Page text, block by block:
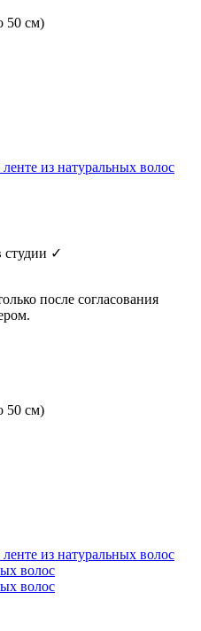
50 см)
студии ✓
после согласования
50 см)